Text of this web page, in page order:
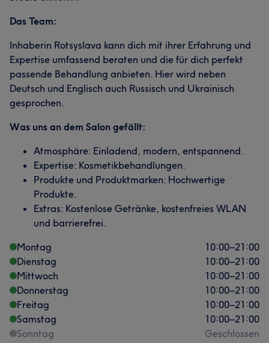
Das Team:
Inhaberin Rotsyslava kann dich mit ihrer Erfahrung und
Expertise umfassend beraten und die für dich perfekt
passende Behandlung anbieten. Hier wird neben
Deutsch und Englisch auch Russisch und Ukrainisch
gesprochen.
Was uns an dem Salon gefällt:
Atmosphäre: Einladend, modern, entspannend.
Expertise: Kosmetikbehandlungen.
Produkte und Produktmarken: Hochwertige
Produkte.
Extras: Kostenlose Getränke, kostenfreies WLAN
und barrierefrei.
Montag
10:00–21:00
Dienstag
10:00–21:00
Mittwoch
10:00–21:00
Donnerstag
10:00–21:00
Freitag
10:00–21:00
Samstag
10:00–21:00
Sonntag
Geschlossen